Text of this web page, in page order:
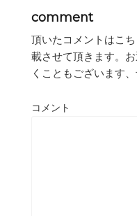
comment
頂いたコメントはこ
載させて頂きます。
くこともございます
コメント